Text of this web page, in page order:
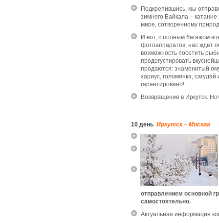
Подкрепившись, мы
зимнего Байкала –
мире, сотворенному
И вот, с полным багажом
фотоаппаратов, нас ждет
возможность посетить
продегустировать
продаются: знаменитый
хариус, голомянка,
гарантировано!
Возвращение в Иркутск.
10 день Иркутск – Москва
отправлением основной
самостоятельно.
Актуальная информация